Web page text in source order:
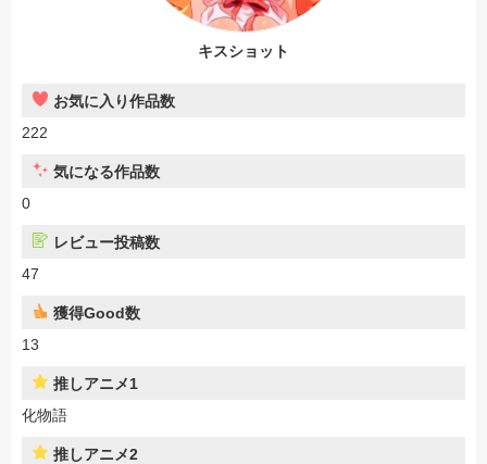
キスショット
お気に入り作品数
222
気になる作品数
0
レビュー投稿数
47
獲得Good数
13
推しアニメ1
化物語
推しアニメ2